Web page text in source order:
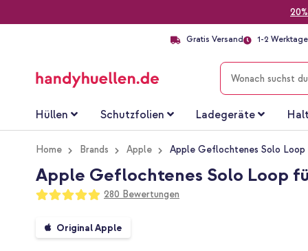
Gratis Versand 1-2
SUCHE
Hüllen Schutzfolien Ladegeräte
Home Brands Apple Apple Geflochtenes Solo
Apple Geflochtenes Solo Loop
Bewertung:
98
100
280 Bewertungen
Zum
Ende
Original Apple